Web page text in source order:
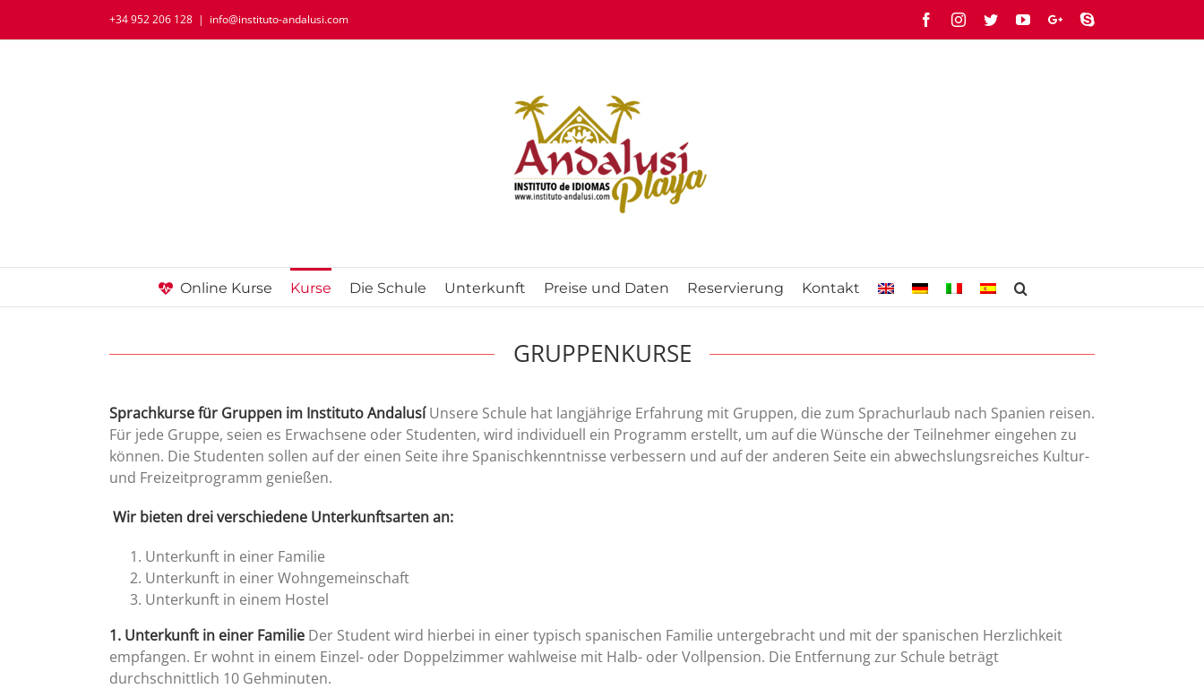
+34 952 206 128 | info@instituto-andalusi.com FacebookInstagram
TwitterYouTubeGoogle+Skype
Online Kurse Kurse Die Schule Unterkunft Preise und Daten Reservierung Kontakt
GRUPPENKURSE
Sprachkurse für Gruppen im Instituto AndalusíUnsere Schule hat langjährige Erfahrung mit Gruppen, die zum Sprachurlaub nach Spanien reisen.
Für jede Gruppe, seien es Erwachsene oder Studenten, wird individuell ein Programm erstellt, um auf die Wünsche der Teilnehmer eingehen zu
können. Die Studenten sollen auf der einen Seite ihre Spanischkenntnisse verbessern und auf der anderen Seite ein abwechslungsreiches Kultur-
und Freizeitprogramm genießen.
Wir bieten drei verschiedene Unterkunftsarten an:
Unterkunft in einer Familie
Unterkunft in einer Wohngemeinschaft
Unterkunft in einem Hostel
1. Unterkunft in einer Familie Der Student wird hierbei in einer typisch spanischen Familie untergebracht und mit der spanischen Herzlichkeit
empfangen. Er wohnt in einem Einzel- oder Doppelzimmer wahlweise mit Halb- oder Vollpension. Die Entfernung zur Schule beträgt
durchschnittlich 10 Gehminuten.